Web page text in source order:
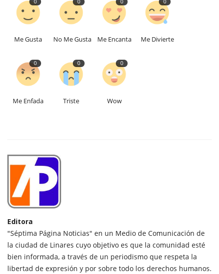
0
Me Gusta
0
No Me Gusta
0
Me Encanta
0
Me Divierte
0
Me Enfada
0
Triste
0
Wow
Editora
"Séptima Página Noticias" en un Medio de Comunicación de
la ciudad de Linares cuyo objetivo es que la comunidad esté
bien informada, a través de un periodismo que respeta la
libertad de expresión y por sobre todo los derechos humanos.